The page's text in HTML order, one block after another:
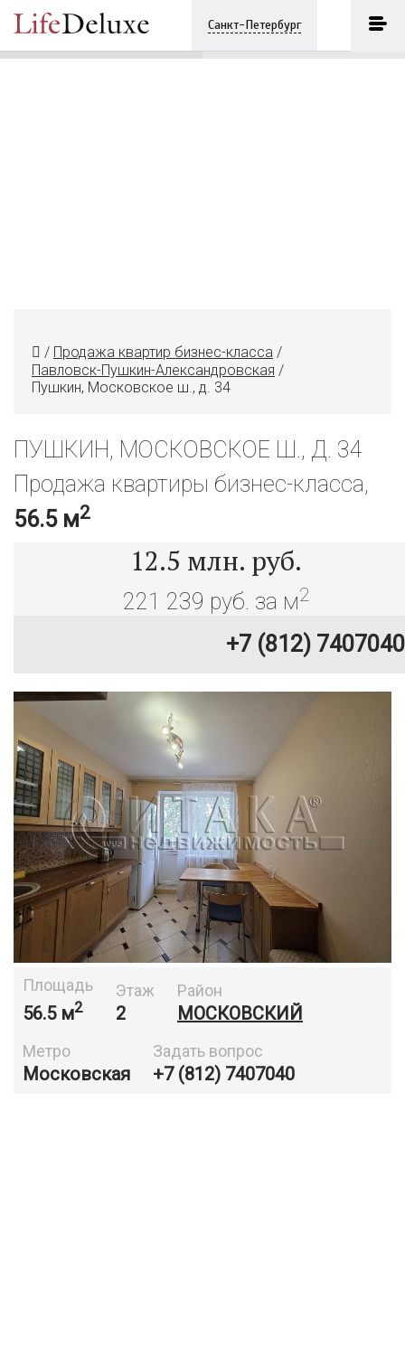
Санкт-Петербург
/ Продажа квартир бизнес-класса /
Павловск-Пушкин-Александровская /
Пушкин, Московское ш., д. 34
ПУШКИН, МОСКОВСКОЕ Ш., Д. 34
Продажа квартиры бизнес-класса,
56.5 м2
12.5 млн. руб.
221 239 руб. за м2
+7 (812) 7407040
Площадь
56.5 м2
Этаж
2
Район
МОСКОВСКИЙ
Метро
Московская
Задать вопрос
+7 (812) 7407040
Пушкин, Московское ш., д. 34
+7 (812) 7407040 ПОЗВОНИТЬ